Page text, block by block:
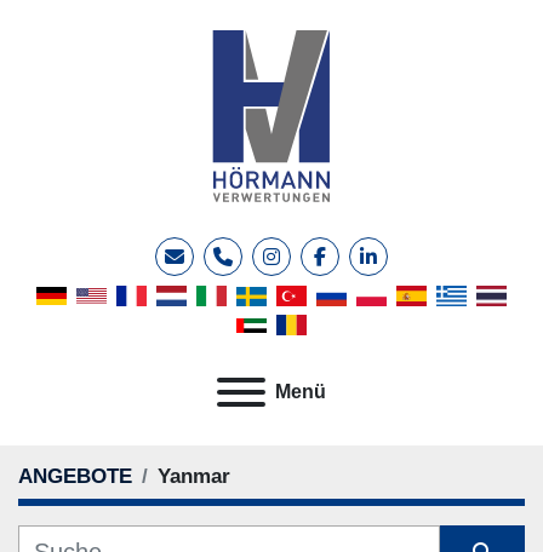
E-MailTelefoninstagramfacebooklinkedin
Menü
ANGEBOTE Yanmar